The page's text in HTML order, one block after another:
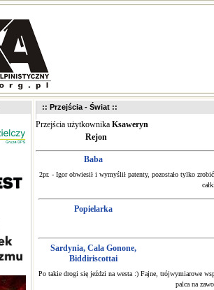
:: Przejścia - Świat ::
Przejścia użytkownika Ksaweryn
Rejon
Baba
2pr. - Igor obwiesił i wymyślił patenty, pozostało tylko
Popielarka
Sardynia, Cala Gonone,
Biddiriscottai
Po takie drogi się jeździ na westa :) Fajne, trójwymiarowe
palca na